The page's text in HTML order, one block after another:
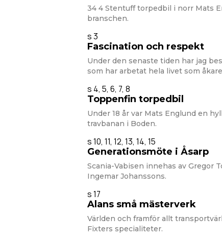
34 4 Stentuff torpedbil i norr Mats
branschen.
s 3
Fascination och respekt
Under den senaste tiden har jag
som har arbetat hela livet som
s 4, 5, 6, 7, 8
Toppenfin torpedbil
Under 18 år var Mats Englund en
travbanan i Boden.
s 10, 11, 12, 13, 14, 15
Generationsmöte i Åsarp
Scania-Vabisen innehas av Gregor
Ingemar Johanssons.
s 17
Alans små mästerverk
Världen och framför allt
Fixters specialiteter.